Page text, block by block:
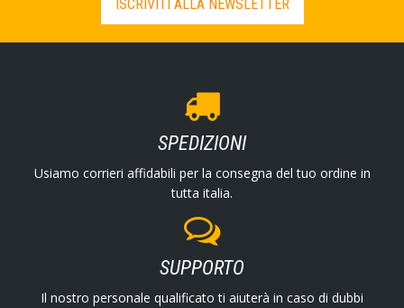
ISCRIVITI ALLA NEWSLETTER
SPEDIZIONI
Usiamo corrieri affidabili per la consegna del tuo ordine in
tutta italia.
SUPPORTO
Il nostro personale qualificato ti aiuterà in caso di dubbi